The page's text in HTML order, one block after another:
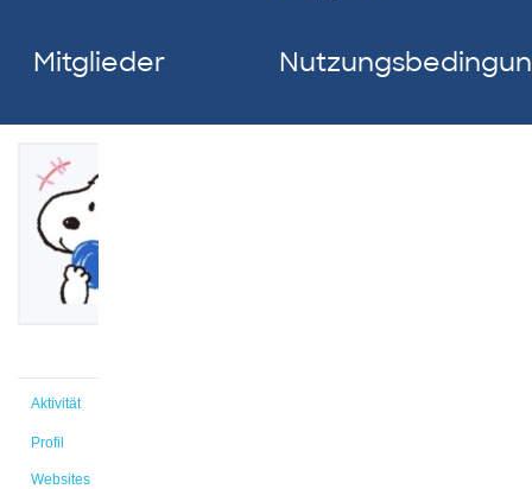
Mitglieder
Aktivität
Profil
Websites